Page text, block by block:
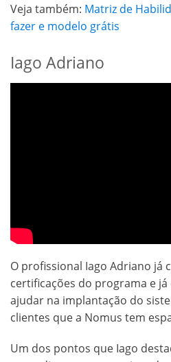
Veja também: Matriz de
fazer e modelo grátis
Iago Adriano
O profissional Iago Adriano já
certificações do programa e
ajudar na implantação do
clientes que a Nomus tem
Um dos pontos que Iago